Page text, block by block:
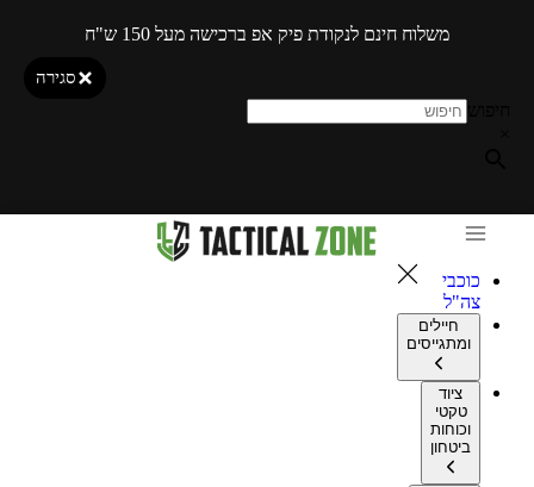
משלוח חינם לנקודת פיק אפ ברכישה מעל 150 ש"ח
סגירה
כוכבי
צה"ל
חיילים
ומתגייסים
ציוד
טקטי
וכוחות
ביטחון